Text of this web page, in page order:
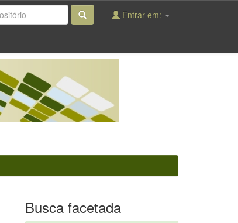
Entrar em:
Busca facetada